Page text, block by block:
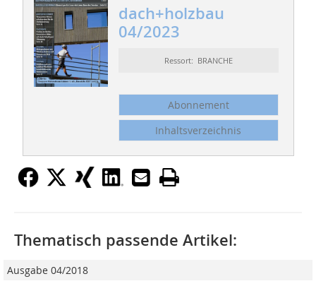
dach+holzbau
04/2023
Ressort: BRANCHE
Abonnement
Inhaltsverzeichnis
Thematisch passende Artikel:
Ausgabe 04/2018